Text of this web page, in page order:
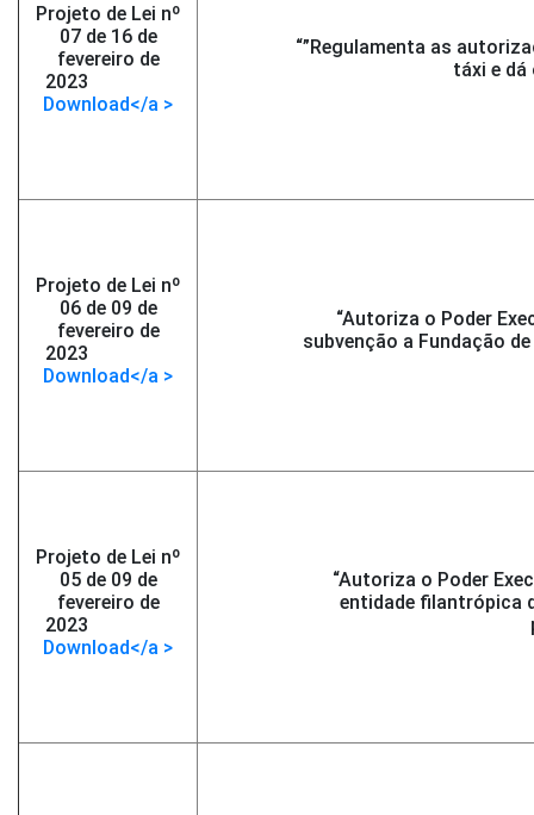
Projeto de Lei nº
07 de 16 de
fevereiro de
2023
Download</a >
“”Regulamenta as
táxi e dá
Projeto de Lei nº
06 de 09 de
fevereiro de
2023
Download</a >
“Autoriza o Poder
subvenção a Fundação
Projeto de Lei nº
05 de 09 de
fevereiro de
2023
Download</a >
“Autoriza o Poder
entidade filantrópica